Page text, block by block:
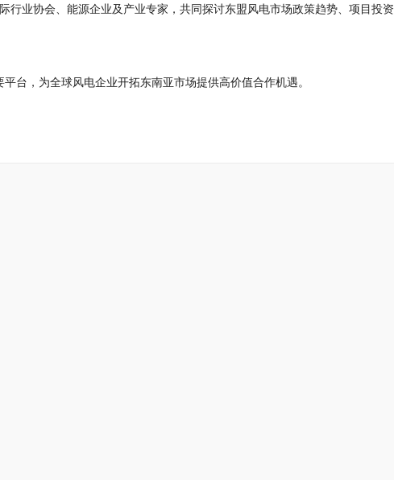
行业协会、能源企业及产业专家，共同探讨东盟风电市场政策趋势、项目投资
台，为全球风电企业开拓东南亚市场提供高价值合作机遇。